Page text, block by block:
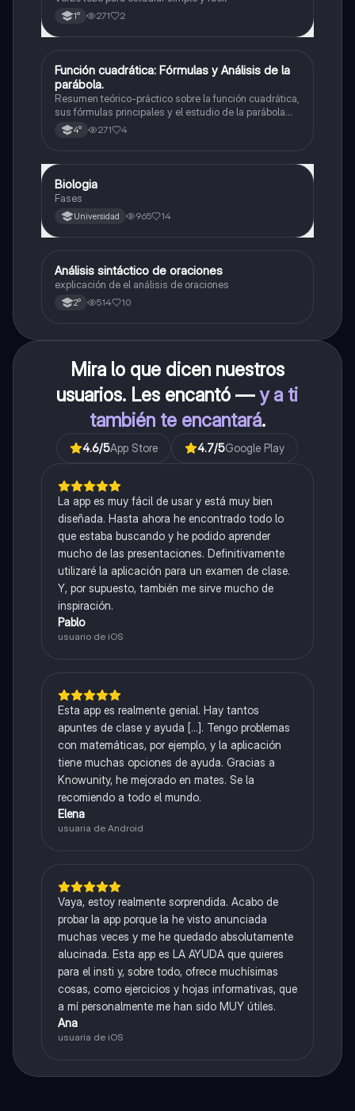
1° 271 2
Matemáticas
Función cuadrática: Fórmulas y Análisis de la
parábola.
Resumen teórico-práctico sobre la función cuadrática,
sus fórmulas principales y el estudio de la parábola
como representación gráfica.Incluye desarrollo de la
forma general, cálculo de raíces, vértice y elementos
4° 271 4
Biología
Biologia
Fases
Universidad 965 14
Lengua
Análisis sintáctico de oraciones
explicación de el análisis de oraciones
2° 514 10
Mira lo que dicen nuestros
usuarios. Les encantó —y a ti
también te encantará.
4.6/5App Store 4.7/5Google Play
La app es muy fácil de usar y está muy bien
diseñada. Hasta ahora he encontrado todo lo
que estaba buscando y he podido aprender
mucho de las presentaciones. Definitivamente
utilizaré la aplicación para un examen de clase.
Y, por supuesto, también me sirve mucho de
inspiración.
Pablo
usuario de iOS
Esta app es realmente genial. Hay tantos
apuntes de clase y ayuda [...]. Tengo problemas
con matemáticas, por ejemplo, y la aplicación
tiene muchas opciones de ayuda. Gracias a
Knowunity, he mejorado en mates. Se la
recomiendo a todo el mundo.
Elena
usuaria de Android
Vaya, estoy realmente sorprendida. Acabo de
probar la app porque la he visto anunciada
muchas veces y me he quedado absolutamente
alucinada. Esta app es LA AYUDA que quieres
para el insti y, sobre todo, ofrece muchísimas
cosas, como ejercicios y hojas informativas, que
a mí personalmente me han sido MUY útiles.
Ana
usuaria de iOS